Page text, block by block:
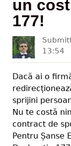
un
177!
13:54
Dacă ai o
sprijini
Nu te costă
contract de
Pentru Șanse